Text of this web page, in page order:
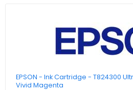
EPSON - Ink Cartridge - T824300
Vivid Magenta